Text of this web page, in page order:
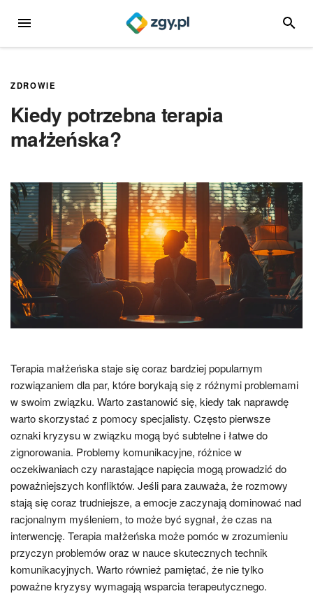
MENU
ZDROWIE
Kiedy potrzebna terapia
małżeńska?
Terapia małżeńska staje się coraz bardziej popularnym
rozwiązaniem dla par, które borykają się z różnymi problemami
w swoim związku. Warto zastanowić się, kiedy tak naprawdę
warto skorzystać z pomocy specjalisty. Często pierwsze
oznaki kryzysu w związku mogą być subtelne i łatwe do
zignorowania. Problemy komunikacyjne, różnice w
oczekiwaniach czy narastające napięcia mogą prowadzić do
poważniejszych konfliktów. Jeśli para zauważa, że rozmowy
stają się coraz trudniejsze, a emocje zaczynają dominować nad
racjonalnym myśleniem, to może być sygnał, że czas na
interwencję. Terapia małżeńska może pomóc w zrozumieniu
przyczyn problemów oraz w nauce skutecznych technik
komunikacyjnych. Warto również pamiętać, że nie tylko
poważne kryzysy wymagają wsparcia terapeutycznego.